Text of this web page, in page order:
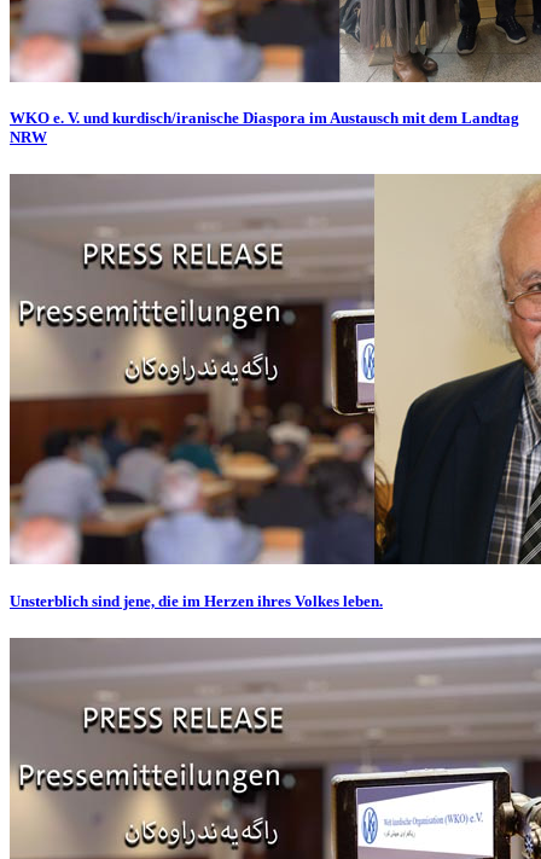
WKO e. V. und kurdisch/iranische Diaspora im Austausch mit dem Landtag
NRW
Unsterblich sind jene, die im Herzen ihres Volkes leben.